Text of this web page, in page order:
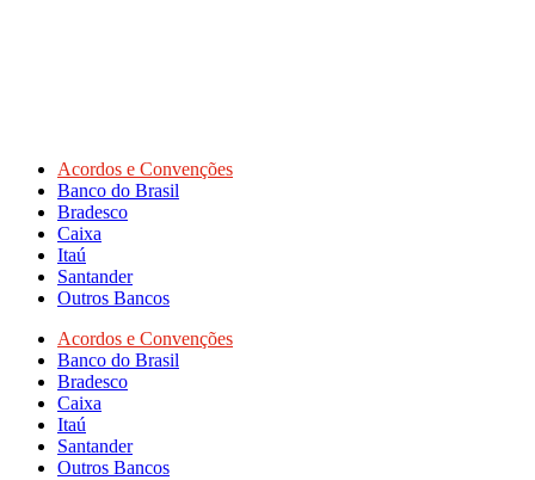
Acordos e Convenções
Banco do Brasil
Bradesco
Caixa
Itaú
Santander
Outros Bancos
Acordos e Convenções
Banco do Brasil
Bradesco
Caixa
Itaú
Santander
Outros Bancos